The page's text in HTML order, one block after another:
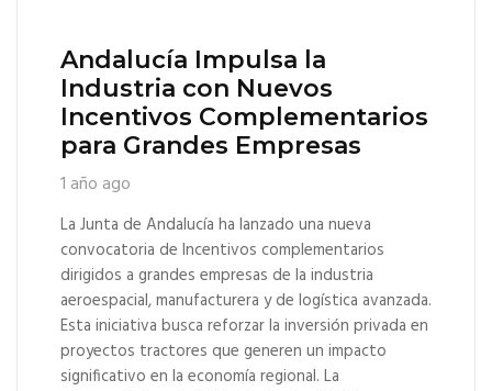
Andalucía Impulsa la
Industria con Nuevos
Incentivos Complementarios
para Grandes Empresas
1 año ago
La Junta de Andalucía ha lanzado una nueva
convocatoria de Incentivos complementarios
dirigidos a grandes empresas de la industria
aeroespacial, manufacturera y de logística avanzada.
Esta iniciativa busca reforzar la inversión privada en
proyectos tractores que generen un impacto
significativo en la economía regional. La